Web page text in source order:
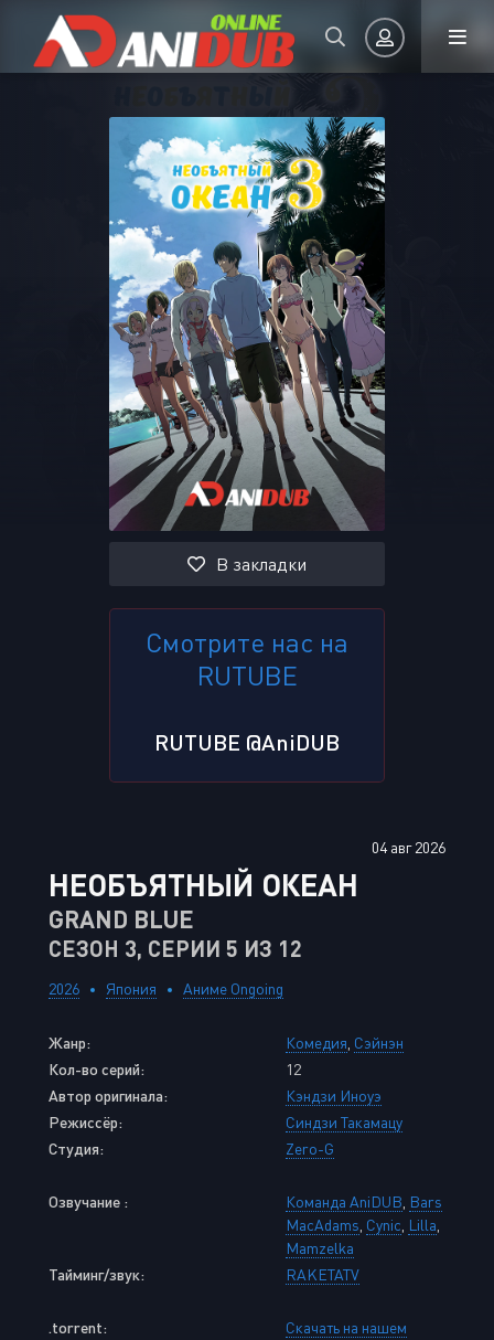
Запомнить
ВОЙТИ НА САЙТ
Регистрация Восстановить пароль
Или войти через
В закладки
Смотрите нас на
RUTUBE
RUTUBE @AniDUB
04 авг 2026
НЕОБЪЯТНЫЙ ОКЕАН
GRAND BLUE
СЕЗОН 3, СЕРИИ 5 ИЗ 12
2026 Япония Аниме Ongoing
Жанр: Комедия Сэйнэн
Кол-во серий:
12
Автор оригинала:
Кэндзи Иноуэ
Режиссёр:
Синдзи Такамацу
Студия:
Zero-G
Озвучание : Команда AniDUB Bars
MacAdams Cynic Lilla
Mamzelka
Тайминг/звук:
RAKETATV
.torrent:
Скачать на нашем